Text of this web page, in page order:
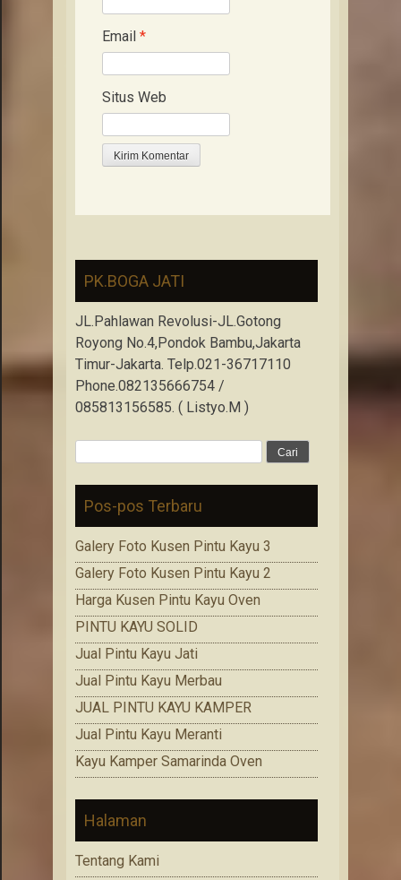
Email *
Situs Web
PK.BOGA JATI
JL.Pahlawan Revolusi-JL.Gotong
Royong No.4,Pondok Bambu,Jakarta
Timur-Jakarta. Telp.021-36717110
Phone.082135666754 /
085813156585. ( Listyo.M )
Pos-pos Terbaru
Galery Foto Kusen Pintu Kayu 3
Galery Foto Kusen Pintu Kayu 2
Harga Kusen Pintu Kayu Oven
PINTU KAYU SOLID
Jual Pintu Kayu Jati
Jual Pintu Kayu Merbau
JUAL PINTU KAYU KAMPER
Jual Pintu Kayu Meranti
Kayu Kamper Samarinda Oven
Halaman
Tentang Kami